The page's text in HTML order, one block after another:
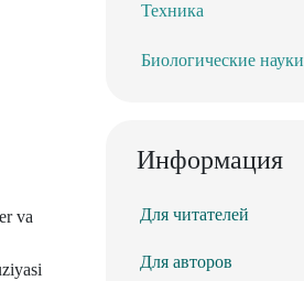
va
Техника
Биологические науки
Информация
Для читателей
Для авторов